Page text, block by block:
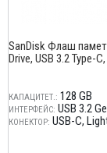
SanDisk Флаш памет
Drive, USB 3.2 Type-
КАПАЦИТЕТ.: 128 GB
ИНТЕРФЕЙС: USB 3.2
КОНЕКТОР: USB-C